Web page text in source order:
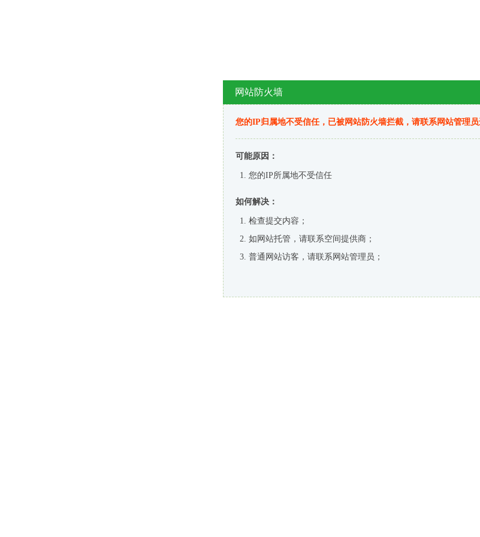
网站防火墙
您的IP归属地不受信任，已被网站防火墙拦截，请联系网站管理
可能原因：
您的IP所属地不受信任
如何解决：
检查提交内容；
如网站托管，请联系空间提供商；
普通网站访客，请联系网站管理员；